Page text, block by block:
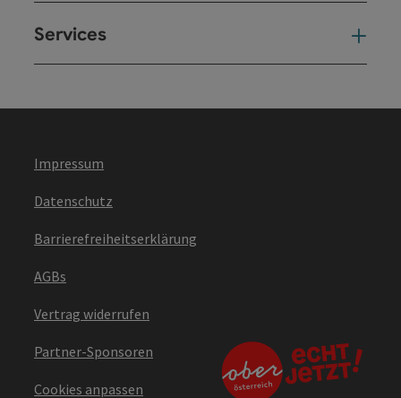
Services
Impressum
Datenschutz
Barrierefreiheitserklärung
AGBs
Vertrag widerrufen
Partner-Sponsoren
Cookies anpassen